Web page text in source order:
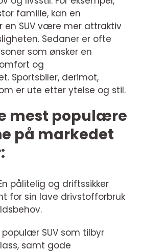
familie, kan en
en SUV være mer attraktiv
Sedaner er ofte
som ønsker en
og
Sportsbiler, derimot,
er ute etter ytelse og stil.
mest populære
på markedet
pålitelig og driftssikker
for sin lave drivstofforbruk
populær SUV som tilbyr
samt gode